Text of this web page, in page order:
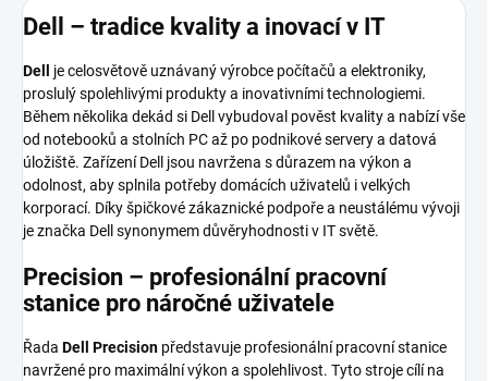
Dell – tradice kvality a inovací v IT
Dell
je celosvětově uznávaný výrobce počítačů a elektroniky,
proslulý spolehlivými produkty a inovativními technologiemi.
Během několika dekád si Dell vybudoval pověst kvality a nabízí vše
od notebooků a stolních PC až po podnikové servery a datová
úložiště. Zařízení Dell jsou navržena s důrazem na výkon a
odolnost, aby splnila potřeby domácích uživatelů i velkých
korporací. Díky špičkové zákaznické podpoře a neustálému vývoji
je značka Dell synonymem důvěryhodnosti v IT světě.
Precision – profesionální pracovní
stanice pro náročné uživatele
Řada Dell Precision představuje profesionální pracovní stanice
navržené pro maximální výkon a spolehlivost. Tyto stroje cílí na